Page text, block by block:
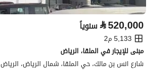
⃁520,000 سنوياً
5,133 م2
مبنى للإيجار في الملقا، الرياض
شارع انس بن مالك، حي الملقا، شمال الرياض، الرياض